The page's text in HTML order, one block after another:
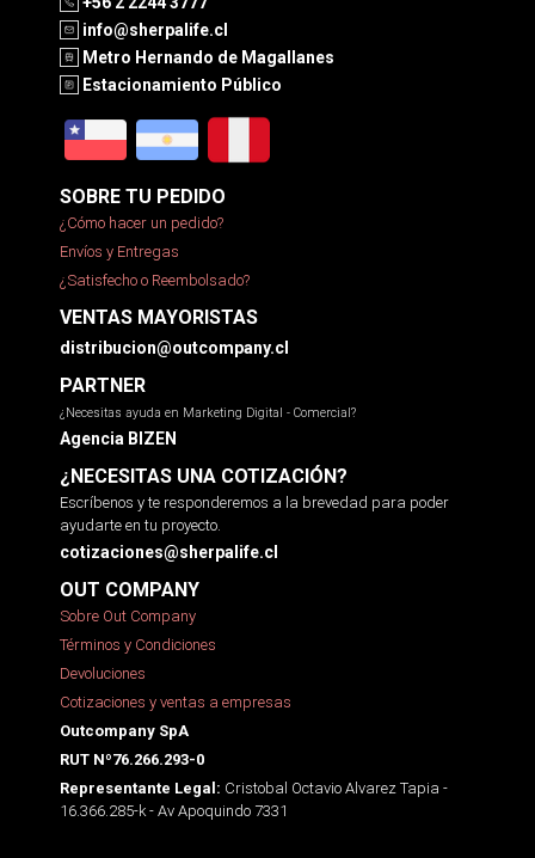
info@sherpalife.cl
Metro Hernando de Magallanes
Estacionamiento Público
SOBRE TU PEDIDO
¿Cómo hacer un pedido?
Envíos y Entregas
¿Satisfecho o Reembolsado?
VENTAS MAYORISTAS
distribucion@outcompany.cl
PARTNER
¿Necesitas ayuda en Marketing Digital - Comercial?
Agencia BIZEN
¿NECESITAS UNA COTIZACIÓN?
Escríbenos y te responderemos a la brevedad para poder
ayudarte en tu proyecto.
cotizaciones@sherpalife.cl
OUT COMPANY
Sobre Out Company
Términos y Condiciones
Devoluciones
Cotizaciones y ventas a empresas
Outcompany SpA
RUT Nº76.266.293-0
Representante Legal: Cristobal Octavio Alvarez Tapia -
16.366.285-k - Av Apoquindo 7331